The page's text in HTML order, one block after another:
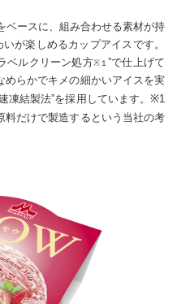
ベースに、組み合わせる素材が持
が楽しめるカップアイスです。
ベルクリーン処方※１”で仕上げて
めらかでキメの細かいアイスを実
凍結製法”を採用しています。 ※1
料だけで製造するという当社の考